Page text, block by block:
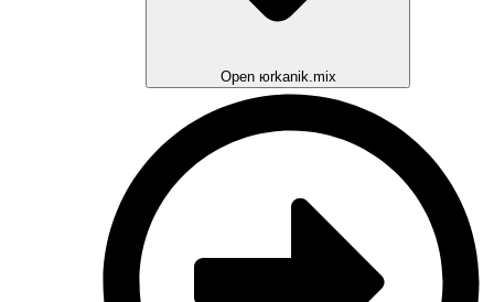
Open юrkanik.mix